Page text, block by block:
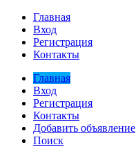
Главная
Вход
Регистрация
Контакты
Главная
Вход
Регистрация
Контакты
Добавить объявление
Поиск